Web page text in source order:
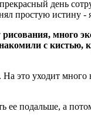
день
простую истину
много
с кистью,
это уходит много
ее подальше, а